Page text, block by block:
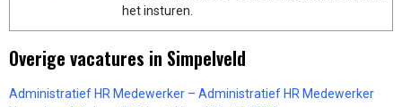
het insturen.
Overige vacatures in Simpelveld
Administratief HR Medewerker – Administratief HR Medewerker